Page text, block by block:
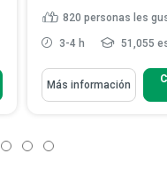
820 personas les
3-4 h 51,055
Más información